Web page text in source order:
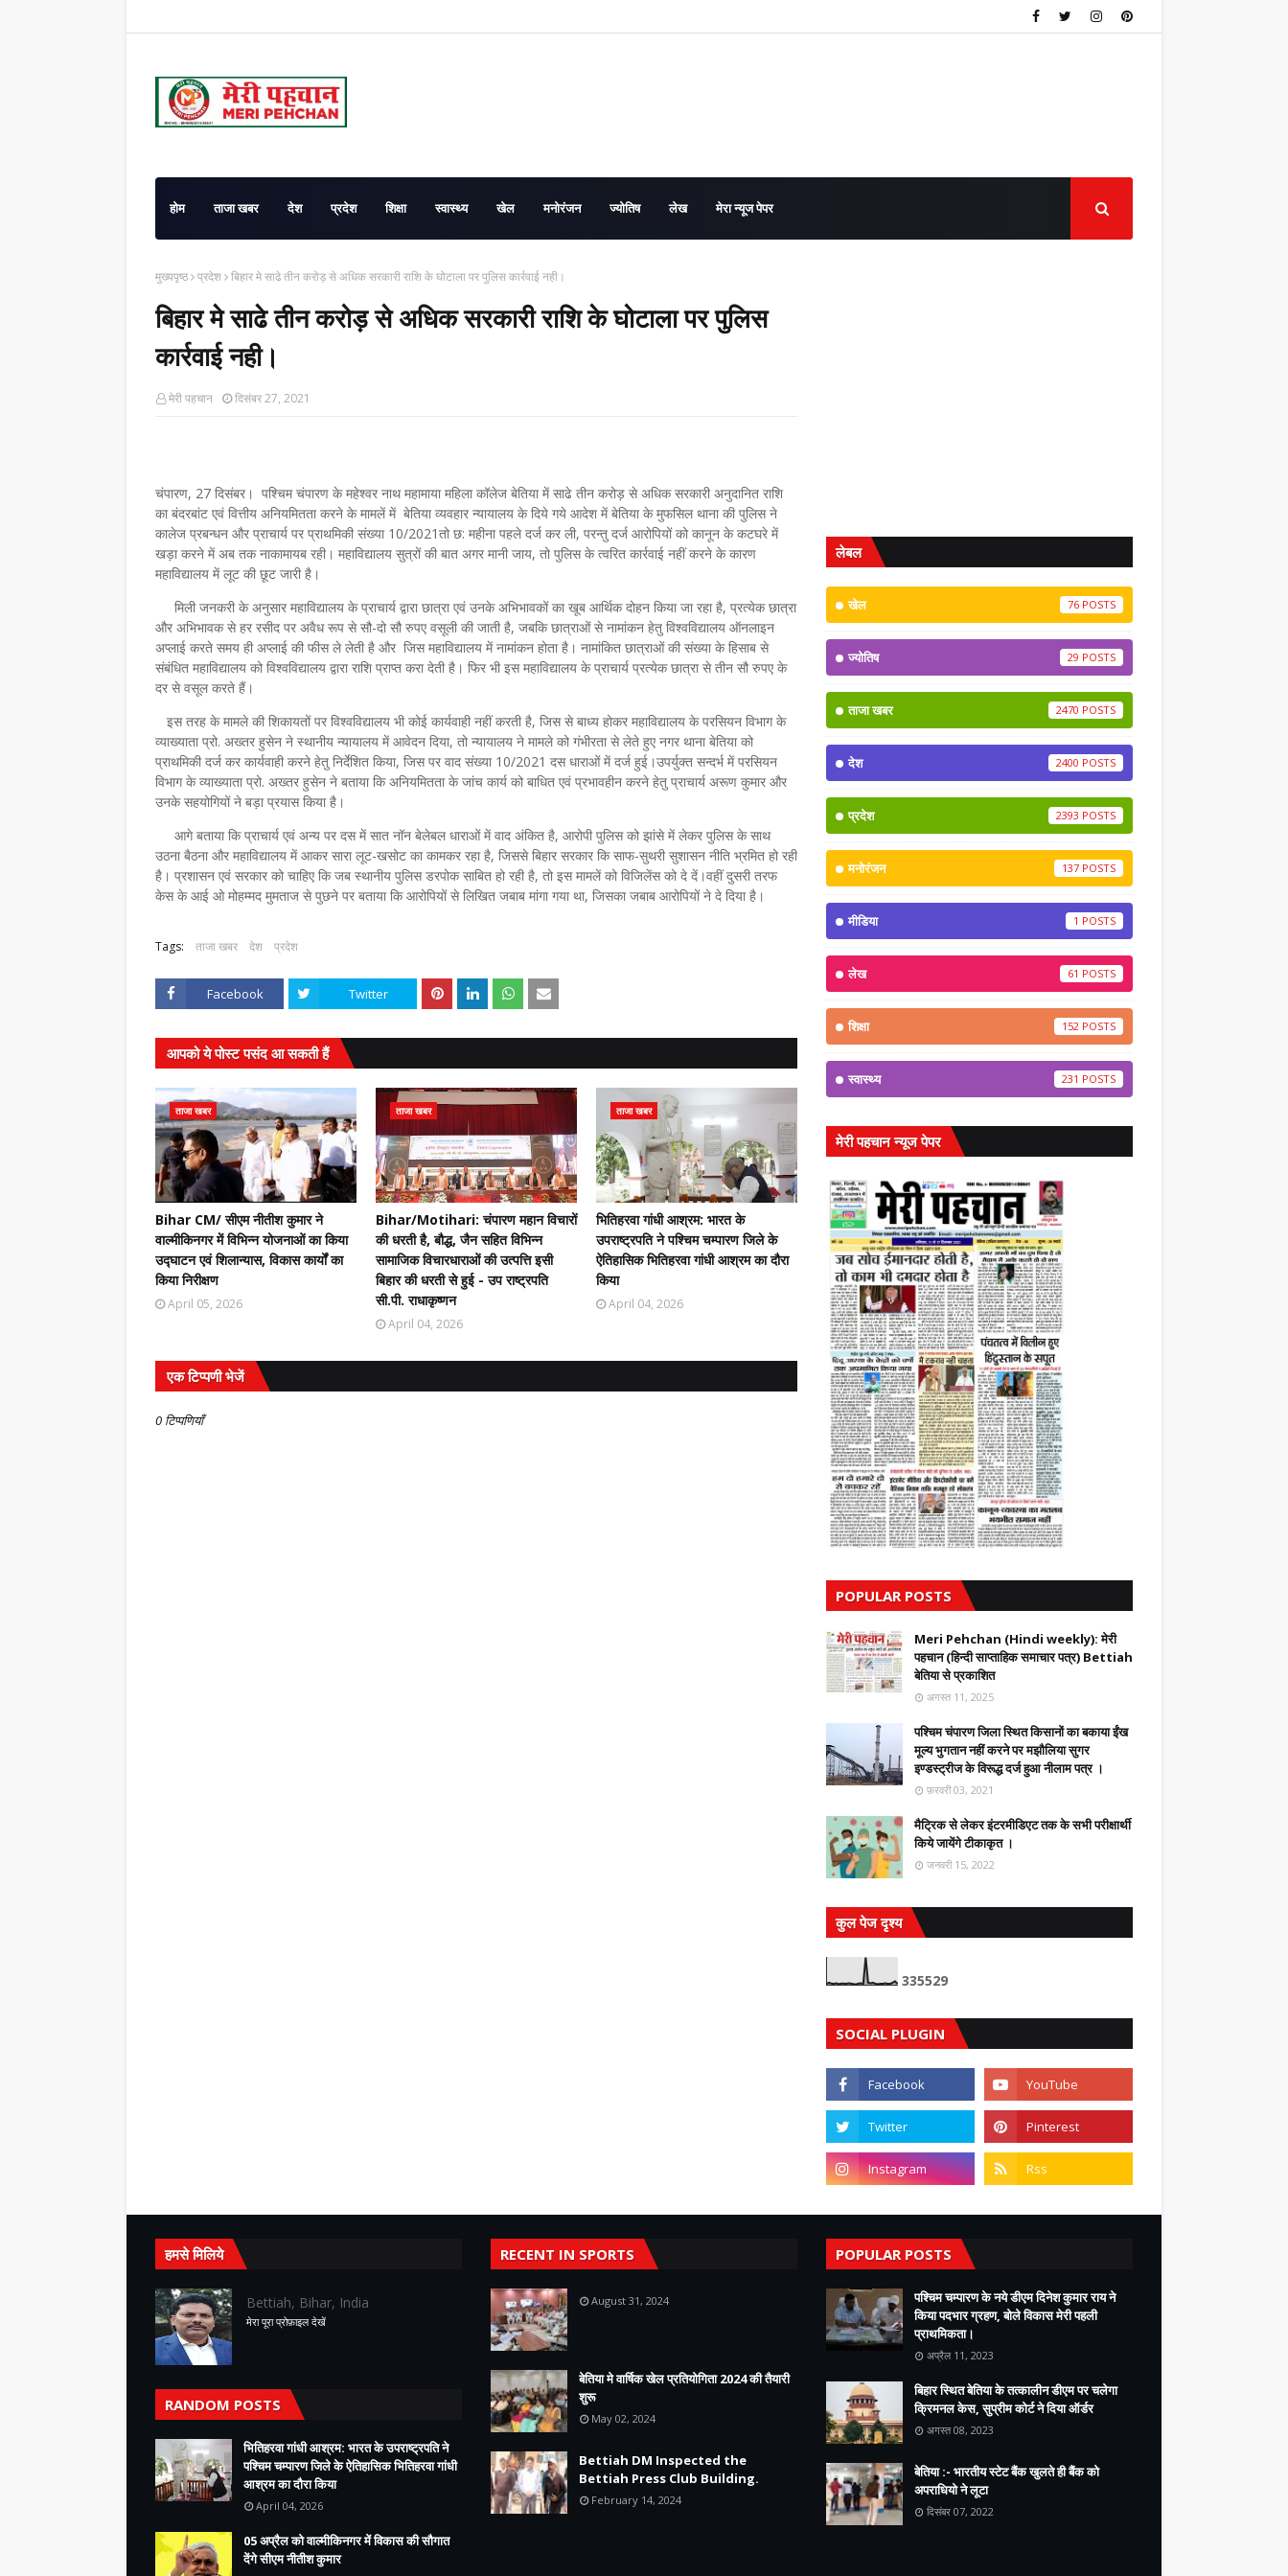
होम ताजा खबर देश प्रदेश शिक्षा स्वास्थ्य खेल मनोरंजन ज्योतिष लेख मेरा न्यूज पेपर
मुख्यपृष्ठ प्रदेश बिहार मे साढे तीन करोड़ से अधिक सरकारी राशि के घोटाला पर पुलिस कार्रवाई नही।
बिहार मे साढे तीन करोड़ से अधिक सरकारी राशि के घोटाला पर पुलिस
कार्रवाई नही।
मेरी पहचान दिसंबर 27, 2021
चंपारण, 27 दिसंबर। पश्चिम चंपारण के महेश्वर नाथ महामाया महिला कॉलेज बेतिया में साढे तीन करोड़ से अधिक सरकारी अनुदानित राशि
का बंदरबांट एवं वित्तीय अनियमितता करने के मामलें में बेतिया व्यवहार न्यायालय के दिये गये आदेश में बेतिया के मुफसिल थाना की पुलिस ने
कालेज प्रबन्धन और प्राचार्य पर प्राथमिकी संख्या 10/2021तो छ: महीना पहले दर्ज कर ली, परन्तु दर्ज आरोपियों को कानून के कटघरे में
खड़ा करने में अब तक नाकामायब रही। महाविद्यालय सुत्रों की बात अगर मानी जाय, तो पुलिस के त्वरित कार्रवाई नहीं करने के कारण
महाविद्यालय में लूट की छूट जारी है।
मिली जनकरी के अनुसार महाविद्यालय के प्राचार्य द्वारा छात्रा एवं उनके अभिभावकों का खूब आर्थिक दोहन किया जा रहा है, प्रत्येक छात्रा
और अभिभावक से हर रसीद पर अवैध रूप से सौ-दो सौ रुपए वसूली की जाती है, जबकि छात्राओं से नामांकन हेतु विश्वविद्यालय ऑनलाइन
अप्लाई करते समय ही अप्लाई की फीस ले लेती है और जिस महाविद्यालय में नामांकन होता है। नामांकित छात्राओं की संख्या के हिसाब से
संबंधित महाविद्यालय को विश्वविद्यालय द्वारा राशि प्राप्त करा देती है। फिर भी इस महाविद्यालय के प्राचार्य प्रत्येक छात्रा से तीन सौ रुपए के
दर से वसूल करते हैं।
इस तरह के मामले की शिकायतों पर विश्वविद्यालय भी कोई कार्यवाही नहीं करती है, जिस से बाध्य होकर महाविद्यालय के परसियन विभाग के
व्याख्याता प्रो. अख्तर हुसेन ने स्थानीय न्यायालय में आवेदन दिया, तो न्यायालय ने मामले को गंभीरता से लेते हुए नगर थाना बेतिया को
प्राथमिकी दर्ज कर कार्यवाही करने हेतु निर्देशित किया, जिस पर वाद संख्या 10/2021 दस धाराओं में दर्ज हुई।उपर्युक्त सन्दर्भ में परसियन
विभाग के व्याख्याता प्रो. अख्तर हुसेन ने बताया कि अनियमितता के जांच कार्य को बाधित एवं प्रभावहीन करने हेतु प्राचार्य अरूण कुमार और
उनके सहयोगियों ने बड़ा प्रयास किया है।
आगे बताया कि प्राचार्य एवं अन्य पर दस में सात नॉन बेलेबल धाराओं में वाद अंकित है, आरोपी पुलिस को झांसे में लेकर पुलिस के साथ
उठना बैठना और महाविद्यालय में आकर सारा लूट-खसोट का कामकर रहा है, जिससे बिहार सरकार कि साफ-सुथरी सुशासन नीति भ्रमित हो रही
है। प्रशासन एवं सरकार को चाहिए कि जब स्थानीय पुलिस डरपोक साबित हो रही है, तो इस मामलें को विजिलेंस को दे दें।वहीं दुसरी तरफ
केस के आई ओ मोहम्मद मुमताज से पुछने पर बताया कि आरोपियों से लिखित जबाब मांगा गया था, जिसका जबाब आरोपियों ने दे दिया है।
Tags: ताजा खबर देश प्रदेश
Facebook Twitter
आपको ये पोस्ट पसंद आ सकती हैं
ताजा खबर
Bihar CM/ सीएम नीतीश कुमार ने
वाल्मीकिनगर में विभिन्न योजनाओं का किया
उद्घाटन एवं शिलान्यास, विकास कार्यों का
किया निरीक्षण
April 05, 2026
ताजा खबर
Bihar/Motihari: चंपारण महान विचारों
की धरती है, बौद्ध, जैन सहित विभिन्न
सामाजिक विचारधाराओं की उत्पत्ति इसी
बिहार की धरती से हुई - उप राष्ट्रपति
सी.पी. राधाकृष्णन
April 04, 2026
ताजा खबर
भितिहरवा गांधी आश्रम: भारत के
उपराष्ट्रपति ने पश्चिम चम्पारण जिले के
ऐतिहासिक भितिहरवा गांधी आश्रम का दौरा
किया
April 04, 2026
एक टिप्पणी भेजें
0 टिप्पणियाँ
लेबल
खेल 76
ज्योतिष 29
ताजा खबर 2470
देश 2400
प्रदेश 2393
मनोरंजन 137
मीडिया 1
लेख 61
शिक्षा 152
स्वास्थ्य 231
मेरी पहचान न्यूज पेपर
POPULAR POSTS
Meri Pehchan (Hindi weekly): मेरी
पहचान (हिन्दी साप्ताहिक समाचार पत्र) Bettiah
बेतिया से प्रकाशित
अगस्त 11, 2025
पश्चिम चंपारण जिला स्थित किसानों का बकाया ईंख
मूल्य भुगतान नहीं करने पर मझौलिया सुगर
इण्डस्ट्रीज के विरूद्ध दर्ज हुआ नीलाम पत्र ।
फ़रवरी 03, 2021
मैट्रिक से लेकर इंटरमीडिएट तक के सभी परीक्षार्थी
किये जायेंगे टीकाकृत ।
जनवरी 15, 2022
कुल पेज दृश्य
335529
SOCIAL PLUGIN
हमसे मिलिये
Bettiah, Bihar, India
मेरा पूरा प्रोफ़ाइल देखें
RANDOM POSTS
भितिहरवा गांधी आश्रम: भारत के उपराष्ट्रपति ने
पश्चिम चम्पारण जिले के ऐतिहासिक भितिहरवा गांधी
आश्रम का दौरा किया
April 04, 2026
05 अप्रैल को वाल्मीकिनगर में विकास की सौगात
देंगे सीएम नीतीश कुमार
RECENT IN SPORTS
August 31, 2024
बेतिया मे वार्षिक खेल प्रतियोगिता 2024 की तैयारी
शुरू
May 02, 2024
Bettiah DM Inspected the
Bettiah Press Club Building.
February 14, 2024
POPULAR POSTS
पश्चिम चम्पारण के नये डीएम दिनेश कुमार राय ने
किया पदभार ग्रहण, बोले विकास मेरी पहली
प्राथमिकता।
अप्रैल 11, 2023
बिहार स्थित बेतिया के तत्कालीन डीएम पर चलेगा
क्रिमनल केस, सुप्रीम कोर्ट ने दिया ऑर्डर
अगस्त 08, 2023
बेतिया :- भारतीय स्टेट बैंक खुलते ही बैंक को
अपराधियो ने लूटा
दिसंबर 07, 2022